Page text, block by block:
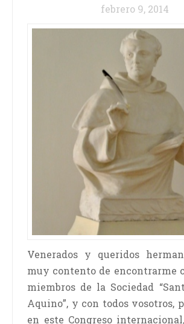
febrero 9, 2014
Venerados y queridos
muy contento de encontrarme
miembros de la Sociedad
Aquino”, y con todos vosotros,
en este Congreso